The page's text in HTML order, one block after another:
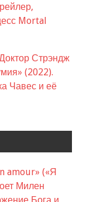
Mortal
Стрэндж
(2022).
Чавес и её
amour» («Я
Милен
Бога и